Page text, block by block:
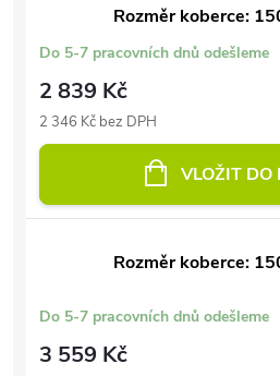
Rozměr koberce:
Do 5-7 pracovních dnů odešleme
2 839 Kč
2 346 Kč bez DPH
VLOŽIT DO
Rozměr koberce:
Do 5-7 pracovních dnů odešleme
3 559 Kč